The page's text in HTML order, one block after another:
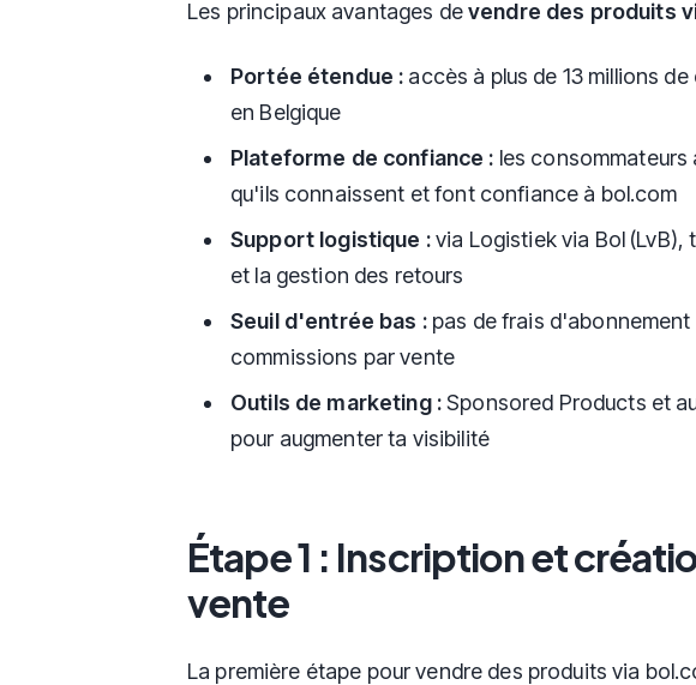
Les principaux avantages devendre des produits
Portée étendue : accès à plus de 13 millions
en Belgique
Plateforme de confiance : les
qu'ils connaissent et font confiance à bol.com
Support logistique :via Logistiek via Bol (LvB),
et la gestion des retours
Seuil d'entrée bas :pas de frais d'abonnement
commissions par vente
Outils de marketing :Sponsored Products et
pour augmenter ta visibilité
Étape 1 : Inscription et
vente
La première étape pour vendre des produits via